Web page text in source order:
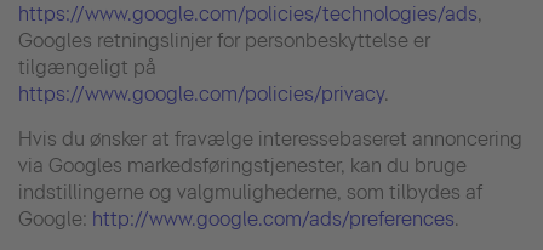
https://www.google.com/policies/technologies/ads,
Googles retningslinjer for personbeskyttelse er
tilgængeligt på
https://www.google.com/policies/privacy.
Hvis du ønsker at fravælge interessebaseret annoncering
via Googles markedsføringstjenester, kan du bruge
indstillingerne og valgmulighederne, som tilbydes af
Google: http://www.google.com/ads/preferences.